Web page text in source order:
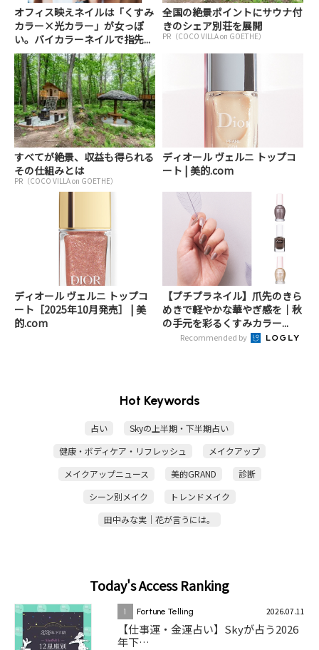
オフィス映えネイルは「くすみ
カラー×光カラー」が女っぽ
い。バイカラーネイルで指先...
全国の絶景ポイントにサウナ付
きのシェア別荘を展開
PR（COCO VILLA on GOETHE）
すべてが絶景、収益も得られる
その仕組みとは
PR（COCO VILLA on GOETHE）
ディオール ヴェルニ トップコ
ート | 美的.com
ディオール ヴェルニ トップコ
ート［2025年10月発売］ | 美
的.com
【プチプラネイル】爪先のきら
めきで軽やかな華やぎ感を｜秋
の手元を彩るくすみカラー...
Recommended by
Hot Keywords
占い
Skyの上半期・下半期占い
健康・ボディケア・リフレッシュ
メイクアップ
メイクアップニュース
美的GRAND
診断
シーン別メイク
トレンドメイク
田中みな実｜花が言うには。
Today's Access Ranking
1 Fortune Telling 2026.07.11
【仕事運・金運占い】Skyが占う2026
年下…